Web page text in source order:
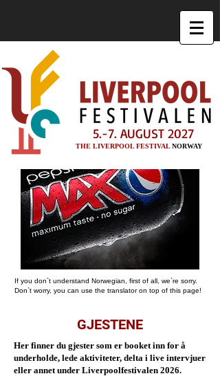
5.-7. AUGUST 2027
THE LIVERPOOL FESTIVALNORWAY
If you don`t understand Norwegian, first of all, we`re sorry.
Don`t worry, you can use the translator on top of this page!
GJESTENE
Her finner du gjester som er booket inn for å
underholde, lede aktiviteter, delta i live intervjuer
eller annet under Liverpoolfestivalen 2026.